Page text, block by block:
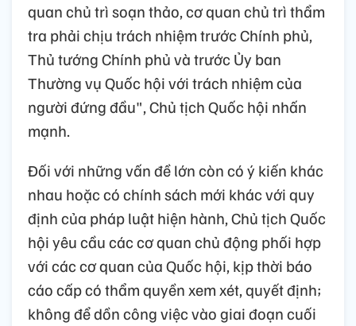
quan chủ trì soạn thảo, cơ quan chủ trì thẩm
tra phải chịu trách nhiệm trước Chính phủ,
Thủ tướng Chính phủ và trước Ủy ban
Thường vụ Quốc hội với trách nhiệm của
người đứng đầu", Chủ tịch Quốc hội nhấn
mạnh.
Đối với những vấn đề lớn còn có ý kiến khác
nhau hoặc có chính sách mới khác với quy
định của pháp luật hiện hành, Chủ tịch Quốc
hội yêu cầu các cơ quan chủ động phối hợp
với các cơ quan của Quốc hội, kịp thời báo
cáo cấp có thẩm quyền xem xét, quyết định;
không để dồn công việc vào giai đoạn cuối